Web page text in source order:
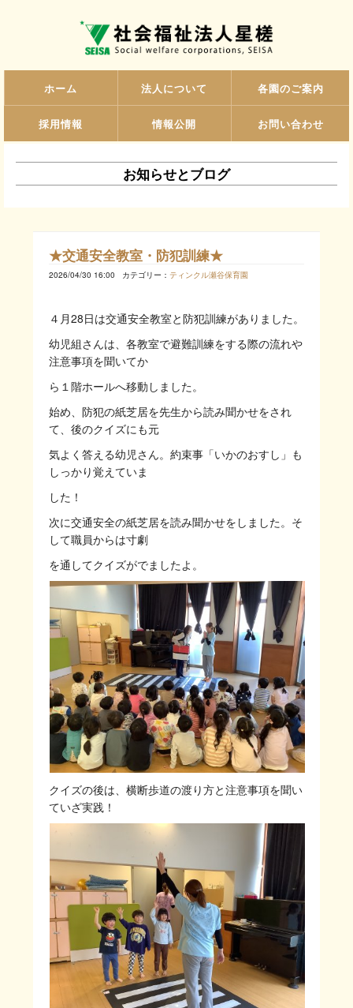
ホーム 法人について 各園のご案内
採用情報 情報公開 お問い合わせ
お知らせとブログ
★交通安全教室・防犯訓練★
2026/04/30 16:00 カテゴリー： ティンクル瀬谷保育園
４月28日は交通安全教室と防犯訓練がありました。
幼児組さんは、各教室で避難訓練をする際の流れや
注意事項を聞いてか
ら１階ホールへ移動しました。
始め、防犯の紙芝居を先生から読み聞かせをされ
て、後のクイズにも元
気よく答える幼児さん。約束事「いかのおすし」も
しっかり覚えていま
した！
次に交通安全の紙芝居を読み聞かせをしました。そ
して職員からは寸劇
を通してクイズがでましたよ。
クイズの後は、横断歩道の渡り方と注意事項を聞い
ていざ実践！